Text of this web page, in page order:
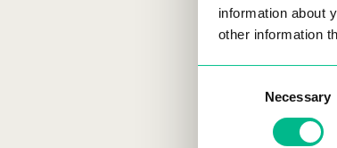
information about
other information
Necessary